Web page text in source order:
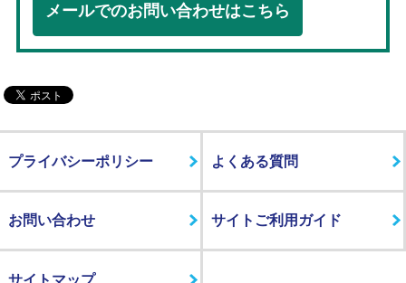
メールでのお問い合わせはこちら
プライバシーポリシー よくある質問
お問い合わせ サイトご利用ガイド
サイトマップ